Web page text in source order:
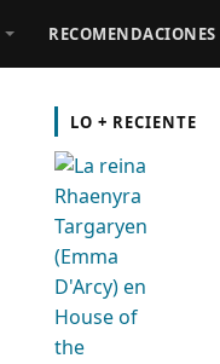
RECOMENDACIONES
LO + RECIENTE